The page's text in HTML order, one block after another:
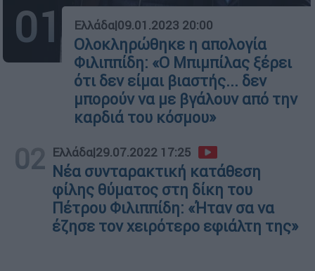
01 Ελλάδα|09.01.2023 20:00
Ολοκληρώθηκε η απολογία
Φιλιππίδη: «Ο Μπιμπίλας ξέρει
ότι δεν είμαι βιαστής... δεν
μπορούν να με βγάλουν από την
καρδιά του κόσμου»
02 Ελλάδα|29.07.2022 17:25
Νέα συνταρακτική κατάθεση
φίλης θύματος στη δίκη του
Πέτρου Φιλιππίδη: «Ήταν σα να
έζησε τον χειρότερο εφιάλτη της»